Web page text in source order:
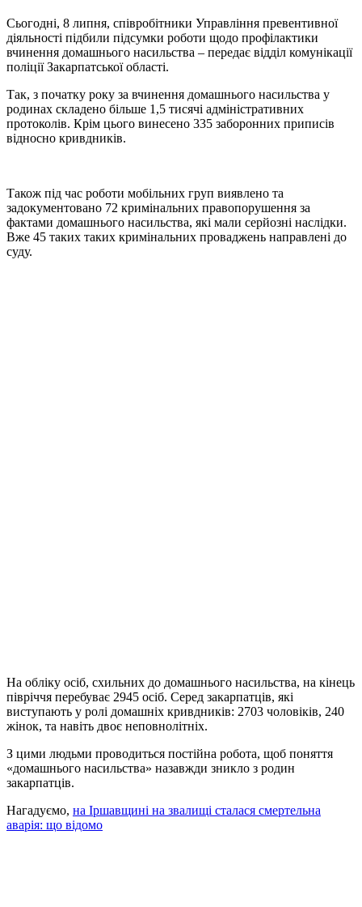
Сьогодні, 8 липня, співробітники Управління превентивної
діяльності підбили підсумки роботи щодо профілактики
вчинення домашнього насильства – передає відділ комунікації
поліції Закарпатської області.
Так, з початку року за вчинення домашнього насильства у
родинах складено більше 1,5 тисячі адміністративних
протоколів. Крім цього винесено 335 заборонних приписів
відносно кривдників.
Також під час роботи мобільних груп виявлено та
задокументовано 72 кримінальних правопорушення за
фактами домашнього насильства, які мали серйозні наслідки.
Вже 45 таких таких кримінальних проваджень направлені до
суду.
На обліку осіб, схильних до домашнього насильства, на кінець
півріччя перебуває 2945 осіб. Серед закарпатців, які
виступають у ролі домашніх кривдників: 2703 чоловіків, 240
жінок, та навіть двоє неповнолітніх.
З цими людьми проводиться постійна робота, щоб поняття
«домашнього насильства» назавжди зникло з родин
закарпатців.
Нагадуємо, на Іршавщині на звалищі сталася смертельна
аварія: що відомо